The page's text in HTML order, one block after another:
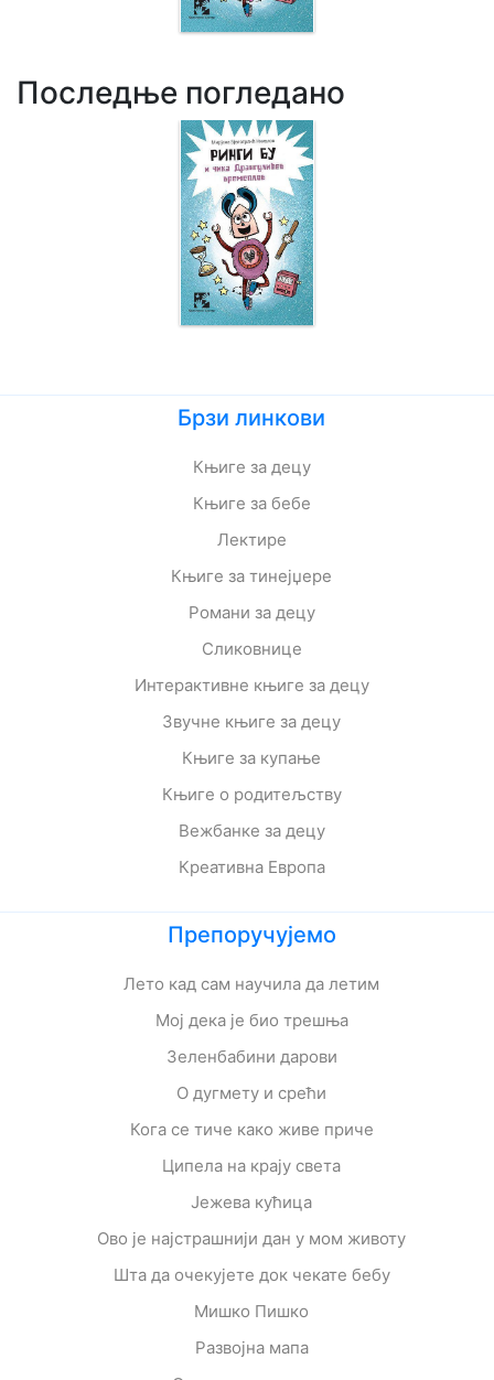
Последње погледано
Брзи линкови
Књиге за децу
Књиге за бебе
Лектире
Књиге за тинејџере
Романи за децу
Сликовнице
Интерактивне књиге за децу
Звучне књиге за децу
Књиге за купање
Књиге о родитељству
Вежбанке за децу
Креативна Европа
Препоручујемо
Лето кад сам научила да летим
Мој дека је био трешња
Зеленбабини дарови
О дугмету и срећи
Кога се тиче како живе приче
Ципела на крају света
Јежева кућица
Ово је најстрашнији дан у мом животу
Шта да очекујете док чекате бебу
Мишко Пишко
Развојна мапа